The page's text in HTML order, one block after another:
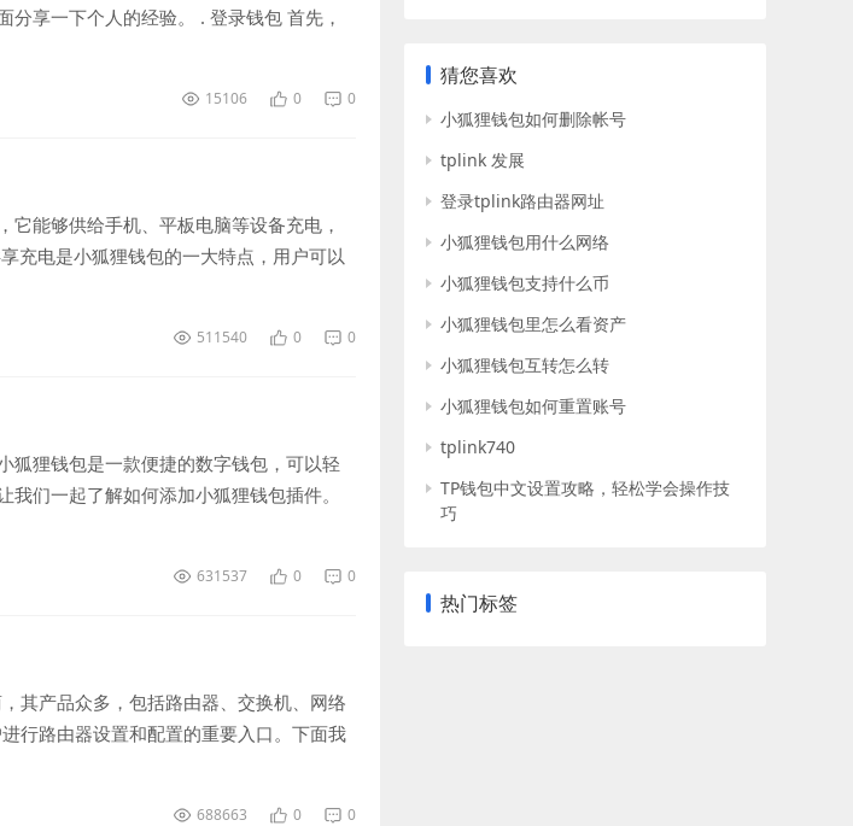
享一下个人的经验。 . 登录钱包 首先，
15106 0 0
能够供给手机、平板电脑等设备充电，
充电是小狐狸钱包的一大特点，用户可以
511540 0 0
狐狸钱包是一款便捷的数字钱包，可以轻
们一起了解如何添加小狐狸钱包插件。
631537 0 0
其产品众多，包括路由器、交换机、网络
行路由器设置和配置的重要入口。下面我
688663 0 0
猜您喜欢
小狐狸钱包如何删除帐号
tplink 发展
登录tplink路由器网址
小狐狸钱包用什么网络
小狐狸钱包支持什么币
小狐狸钱包里怎么看资产
小狐狸钱包互转怎么转
小狐狸钱包如何重置账号
tplink740
TP钱包中文设置攻略，轻松学会操作技
巧
热门标签